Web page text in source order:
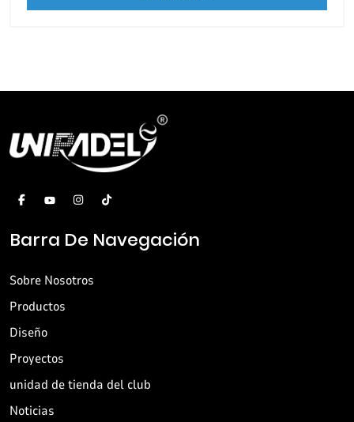
Barra De Navegación
Sobre Nosotros
Productos
Diseño
Proyectos
unidad de tienda del club
Noticias